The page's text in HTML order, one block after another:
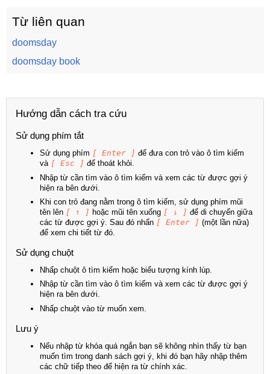
Từ liên quan
doomsday
doomsday book
Hướng dẫn cách tra cứu
Sử dụng phím tắt
Sử dụng phím [ Enter ] để đưa con trỏ vào ô tìm kiếm
và [ Esc ] để thoát khỏi.
Nhập từ cần tìm vào ô tìm kiếm và xem các từ được gợi ý
hiện ra bên dưới.
Khi con trỏ đang nằm trong ô tìm kiếm, sử dụng phím mũi
tên lên [ ↑ ] hoặc mũi tên xuống [ ↓ ] để di chuyển giữa
các từ được gợi ý. Sau đó nhấn [ Enter ] (một lần nữa)
để xem chi tiết từ đó.
Sử dụng chuột
Nhấp chuột ô tìm kiếm hoặc biểu tượng kính lúp.
Nhập từ cần tìm vào ô tìm kiếm và xem các từ được gợi ý
hiện ra bên dưới.
Nhấp chuột vào từ muốn xem.
Lưu ý
Nếu nhập từ khóa quá ngắn bạn sẽ không nhìn thấy từ bạn
muốn tìm trong danh sách gợi ý, khi đó bạn hãy nhập thêm
các chữ tiếp theo để hiện ra từ chính xác.